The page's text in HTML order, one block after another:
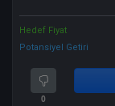
Hedef Fiyat
Potansiyel Getiri
0